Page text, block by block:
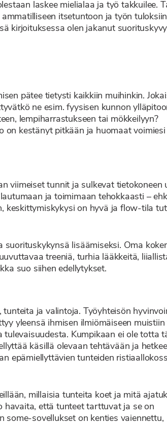
laskee mielialaa ja työ takkuilee.
itsetuntoon ja työn
kirjoituksessa olen jakanut
pätee tietysti kaikkiin muihinkin.
ne esim. fyysisen kunnon
lempiharrastukseen tai mökkeilyyn?
on kestänyt pitkään ja huomaat voimiesi
viimeiset tunnit ja sulkevat tietokoneen
ja toimimaan tehokkaasti –
keskittymiskykysi on hyvä ja flow-tila
lisäämiseksi. Oma
treeniä, turhia lääkkeitä,
suo siihen edellytykset.
ja valintoja. Työyhteisön
yleensä ihmisen ilmiömäiseen muistiin
Kumpikaan ei ole totta
käsillä olevaan tehtävään ja
epämiellyttävien tunteiden
millaisia tunteita koet ja mitä
havaita, että tunteet tarttuvat ja se on
some-sovellukset on kenties vaiennettu,